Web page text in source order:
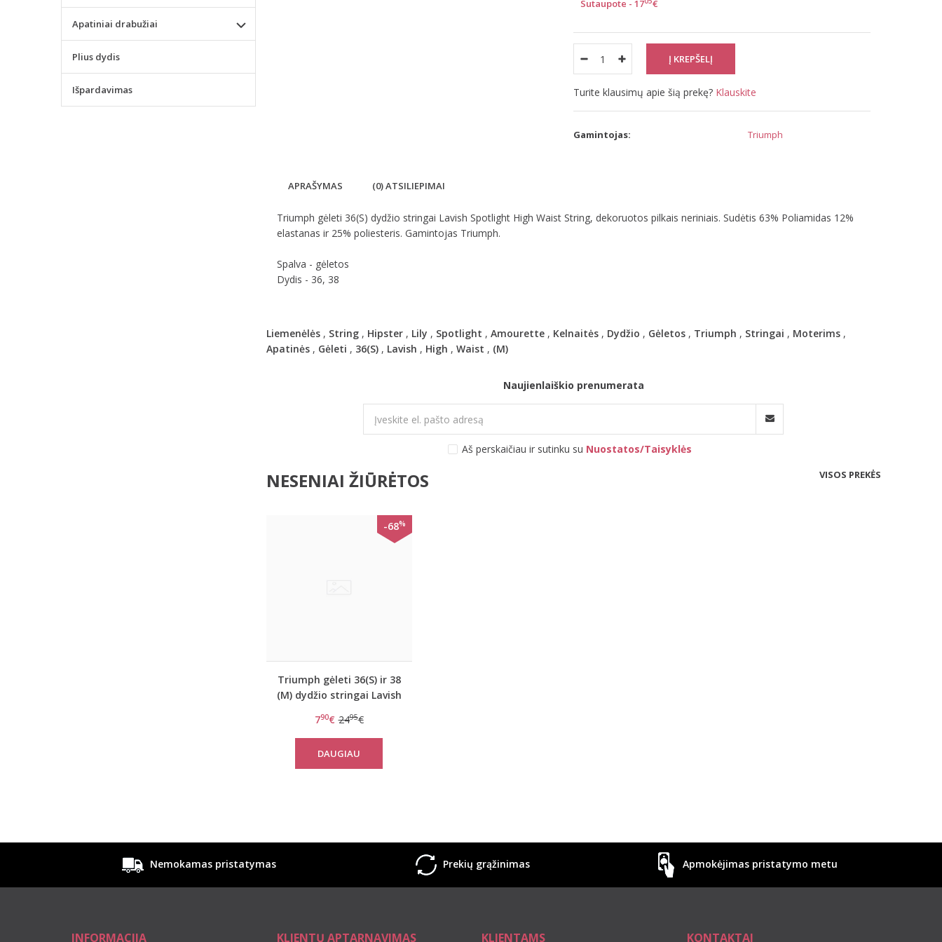
Sutaupote - 17 €
Turite klausimų apie šią prekę? Klauskite
Gamintojas: Triumph
APRAŠYMAS (0) ATSILIEPIMAI
Triumph gėleti 36(S) dydžio stringai Lavish Spotlight High Waist String, dekoruotos pilkais neriniais. Sudėtis 63% Poliamidas 12%
elastanas ir 25% poliesteris. Gamintojas Triumph.
Spalva - gėletos
Dydis - 36, 38
Liemenėlės, String, Hipster, Lily , Spotlight , Amourette, Kelnaitės, Dydžio , Gėletos, Triumph , Stringai , Moterims,
Apatinės, Gėleti , 36(S), Lavish , High , Waist , (M)
Naujienlaiškio prenumerata
Aš perskaičiau ir sutinku su Nuostatos/Taisyklės
NESENIAI ŽIŪRĖTOS VISOS PREKĖS
-68%
Triumph gėleti 36(S) ir 38
(M) dydžio stringai Lavish
String
790€ 2495€
DAUGIAU
Apatiniai drabužiai
Plius dydis
Išpardavimas
Nemokamas pristatymas Prekių grąžinimas Apmokėjimas pristatymo metu
INFORMACIJA KLIENTŲ APTARNAVIMAS KLIENTAMS KONTAKTAI